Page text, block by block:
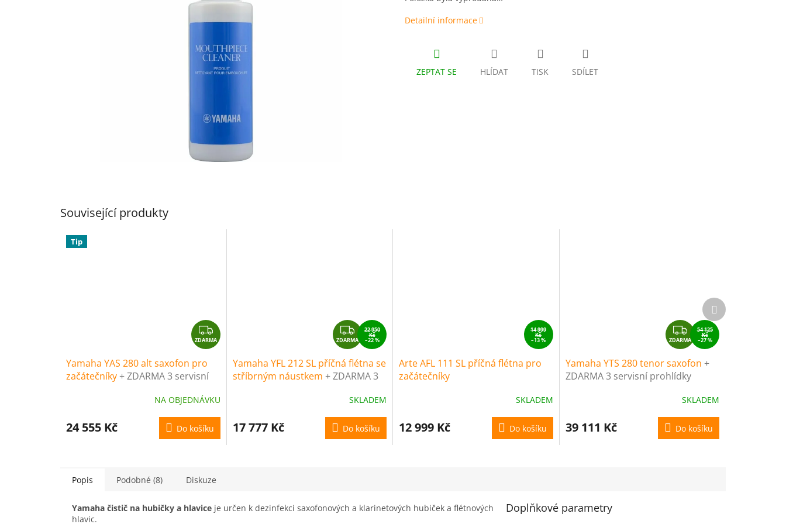
Detailní informace
TISK
ZEPTAT SE HLÍDAT SDÍLET
Související produkty
Tip
Z
D
A
ZDARMA
Yamaha YAS 280 alt saxofon pro
začátečníky+ ZDARMA 3 servisní
NA OBJEDNÁVKU
24 555 Kč Do košíku
Z
D
A
R
A
ZDARMA
22 950
Kč
–22 %
Yamaha YFL 212 SL příčná flétna se
stříbrným náustkem + ZDARMA 3
SKLADEM
17 777 Kč Do košíku
14 999
Kč
–13 %
Arte AFL 111 SL příčná flétna pro
začátečníky
SKLADEM
12 999 Kč Do košíku
Z
D
A
R
M
A
ZDARMA
54 125
Kč
–27 %
Yamaha YTS 280 tenor saxofon +
ZDARMA 3 servisní prohlídky
SKLADEM
39 111 Kč Do košíku
Další
produkt
Popis Podobné (8) Diskuze
Yamaha čistič na hubičky a hlavice je určen k dezinfekci saxofonových a klarinetových hubiček a flétnových
hlavic.
Doplňkové parametry